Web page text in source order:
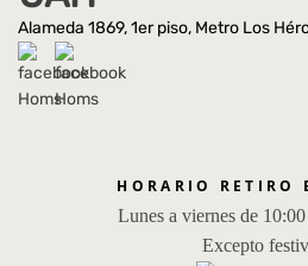
Alameda 1869, 1er piso, Metro Los
HORARIO RETIRO
Lunes a viernes de
Excepto